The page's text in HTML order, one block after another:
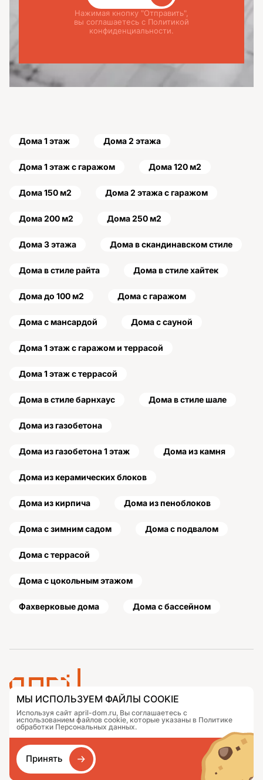
Нажимая кнопку "Отправить",
вы соглашаетесь с Политикой
конфиденциальности.
Дома 1 этаж Дома 2 этажа
Дома 1 этаж с гаражом Дома 120 м2
Дома 150 м2 Дома 2 этажа с гаражом
Дома 200 м2 Дома 250 м2
Дома 3 этажа Дома в скандинавском стиле
Дома в стиле райта Дома в стиле хайтек
Дома до 100 м2 Дома с гаражом
Дома с мансардой Дома с сауной
Дома 1 этаж с гаражом и террасой
Дома 1 этаж с террасой
Дома в стиле барнхаус Дома в стиле шале
Дома из газобетона
Дома из газобетона 1 этаж Дома из камня
Дома из керамических блоков
Дома из кирпича Дома из пеноблоков
Дома с зимним садом Дома с подвалом
Дома с террасой
Дома с цокольным этажом
Фахверковые дома Дома с бассейном
Проекты
Подобрать дом
Портфолио
О компании
Сравнение
Контакты
Журнал
Как заказать
МЫ ИСПОЛЬЗУЕМ ФАЙЛЫ COOKIE
Используя сайт april-dom.ru, Вы соглашаетесь с
использованием файлов cookie, которые указаны в Политике
обработки Персональных данных.
Принять